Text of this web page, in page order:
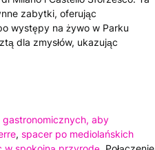
zabytki, oferując
występy na żywo w Parku
dla zmysłów, ukazując
aby
, spacer po mediolańskich